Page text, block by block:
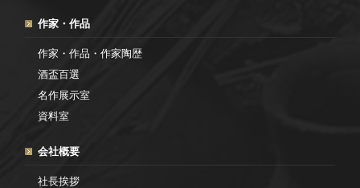
作家・作品
作家・作品・作家陶歴
酒盃百選
名作展示室
資料室
会社概要
社長挨拶